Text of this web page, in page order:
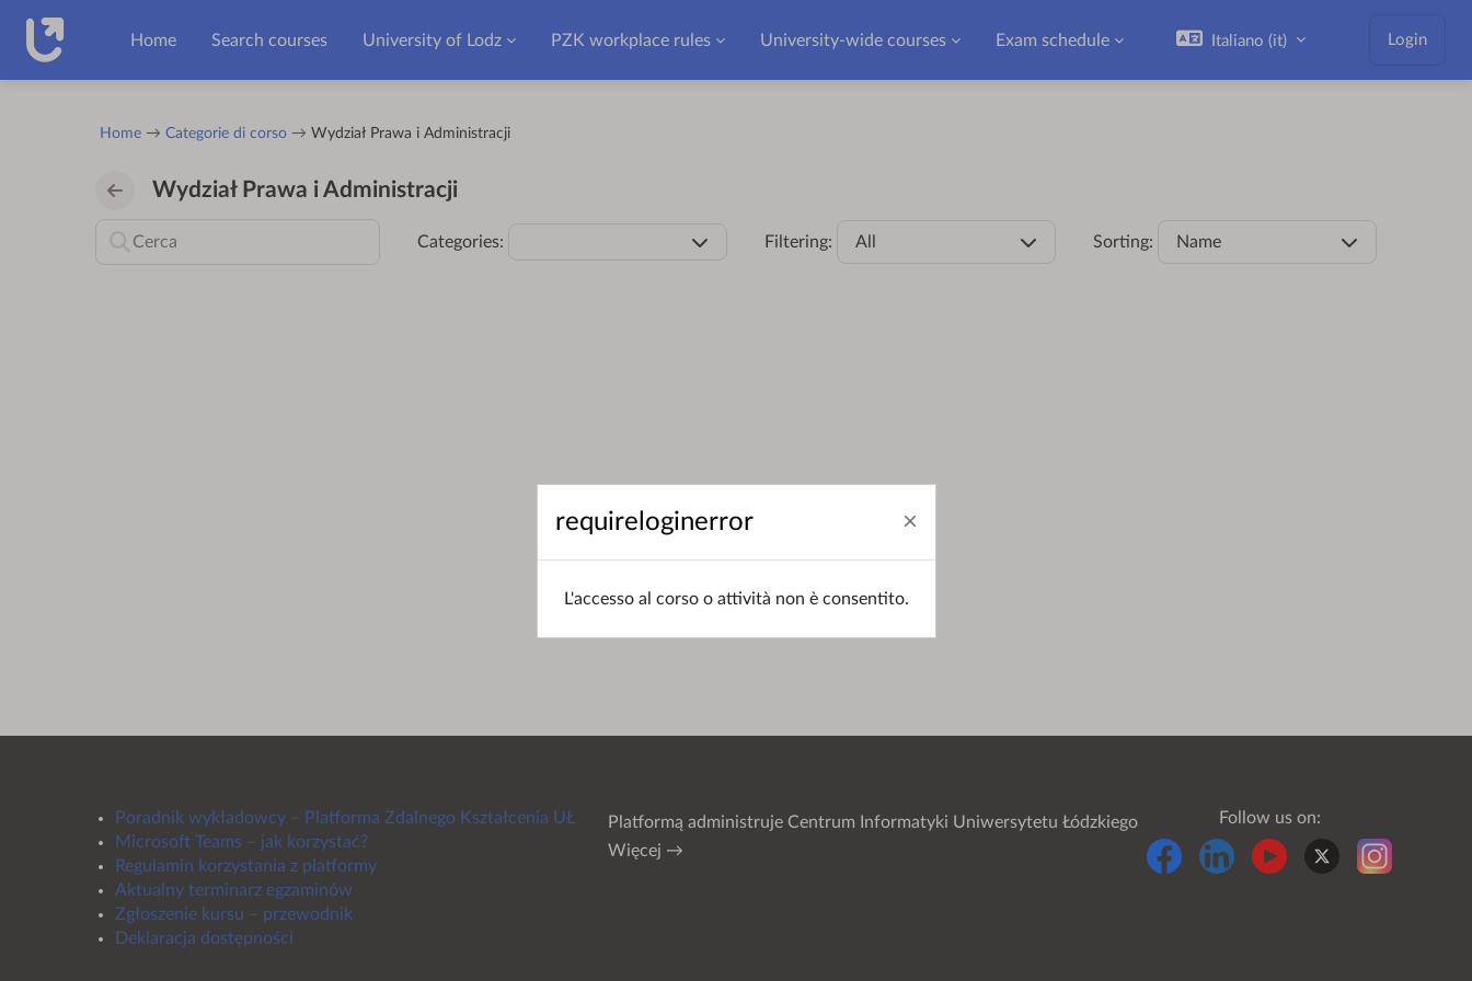
Home
Search courses University of Lodz PZK workplace rules University-wide courses Exam schedule Italiano ‎(it)‎ Login
Home Categorie di corso Wydział Prawa i Administracji
Wydział Prawa i Administracji
Categories: Filtering: All Sorting: Name
Poradnik wykładowcy – Platforma Zdalnego Kształcenia UŁ
Microsoft Teams – jak korzystać?
Regulamin korzystania z platformy
Aktualny terminarz egzaminów
Zgłoszenie kursu – przewodnik
Deklaracja dostępności
Platformą administruje Centrum Informatyki Uniwersytetu Łódzkiego
Więcej →
Follow us on:
requireloginerror
L'accesso al corso o attività non è consentito.